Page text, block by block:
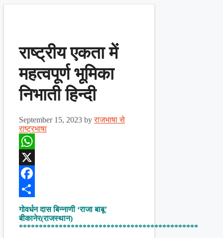
राष्ट्रीय एकता में
महत्वपूर्ण भूमिका
निभाती हिन्दी
September 15, 2023 byराजभाषा से
राष्ट्रभाषा
WhatsApp
X
Facebook
Share
गोवर्धन दास बिन्नाणी ‘राजा बाबू’
बीकानेर(राजस्थान)
*********************************************